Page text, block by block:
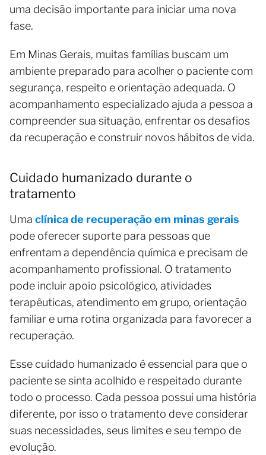
uma decisão importante para iniciar uma nova
fase.
Em Minas Gerais, muitas famílias buscam um
ambiente preparado para acolher o paciente com
segurança, respeito e orientação adequada. O
acompanhamento especializado ajuda a pessoa a
compreender sua situação, enfrentar os desafios
da recuperação e construir novos hábitos de vida.
Cuidado humanizado durante o
tratamento
Uma clínica de recuperação em minas gerais
pode oferecer suporte para pessoas que
enfrentam a dependência química e precisam de
acompanhamento profissional. O tratamento
pode incluir apoio psicológico, atividades
terapêuticas, atendimento em grupo, orientação
familiar e uma rotina organizada para favorecer a
recuperação.
Esse cuidado humanizado é essencial para que o
paciente se sinta acolhido e respeitado durante
todo o processo. Cada pessoa possui uma história
diferente, por isso o tratamento deve considerar
suas necessidades, seus limites e seu tempo de
evolução.